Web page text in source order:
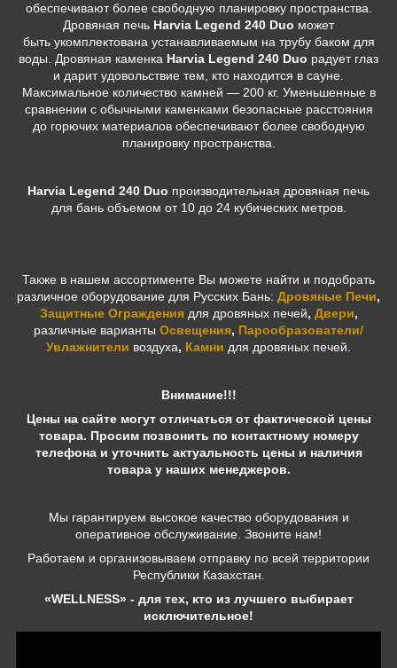
обеспечивают более свободную планировку пространства.
Дровяная печь Нarvia Legend 240 Duo может
быть укомплектована устанавливаемым на трубу баком для
воды. Дровяная каменка Нarvia Legend 240 Duo радует глаз
и дарит удовольствие тем, кто находится в сауне.
Максимальное количество камней — 200 кг. Уменьшенные в
сравнении с обычными каменками безопасные расстояния
до горючих материалов обеспечивают более свободную
планировку пространства.
Нarvia Legend 240 Duo производительная дровяная печь
для бань объемом от 10 до 24 кубических метров.
Также в нашем ассортименте Вы можете найти и подобрать
различное оборудование для Русских Бань: Дровяные Печи,
Защитные Ограждения для дровяных печей, Двери,
различные варианты Освещения, Парообразователи/
Увлажнители воздуха, Камни для дровяных печей.
Внимание!!!
Цены на сайте могут отличаться от фактической цены
товара. Просим позвонить по контактному номеру
телефона и уточнить актуальность цены и наличия
товара у наших менеджеров.
Мы гарантируем высокое качество оборудования и
оперативное обслуживание. Звоните нам!
Работаем и организовываем отправку по всей территории
Республики Казахстан.
«WELLNESS» - для тех, кто из лучшего выбирает
исключительное!